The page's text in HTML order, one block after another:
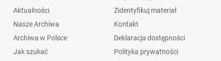
Aktualności
Nasze Archiwa
Archiwa w Polsce
Jak szukać
Zidentyfikuj materiał
Kontakt
Deklaracja dostępności
Polityka prywatności